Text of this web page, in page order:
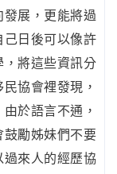
展，更能將過
日後可以像許
，將這些資訊分
協會裡發現，
於語言不通，
鼓勵姊妹們不要
過來人的經歷協